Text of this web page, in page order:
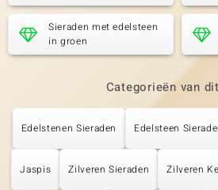
Sieraden met edelsteen
in groen
Categorieën van
Edelstenen Sieraden Edelsteen
Jaspis Zilveren Sieraden Zilveren